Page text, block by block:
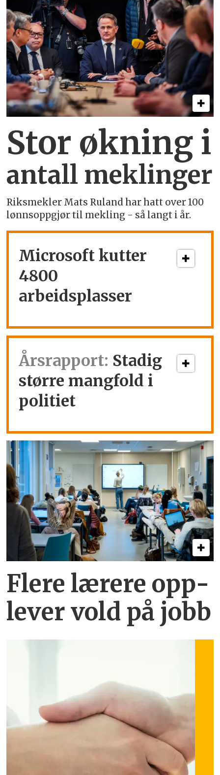
Stor økning i
antall meklinger
Riksmekler Mats Ruland har hatt over 100
lønnsoppgjør til mekling - så langt i år.
Microsoft kutter
4800
arbeidsplasser
Årsrapport: Stadig
større mangfold i
politiet
Flere lærere opp­
lever vold på jobb